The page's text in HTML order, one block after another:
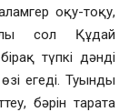
оқу-тоқу,
сол Құдай
түпкі дәнді
егеді. Туынды
бәрін тарата